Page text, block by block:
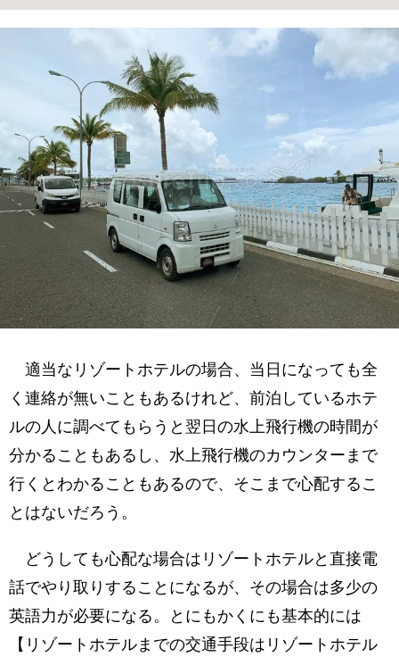
適当なリゾートホテルの場合、当日になっても全
く連絡が無いこともあるけれど、前泊しているホテ
ルの人に調べてもらうと翌日の水上飛行機の時間が
分かることもあるし、水上飛行機のカウンターまで
行くとわかることもあるので、そこまで心配するこ
とはないだろう。
どうしても心配な場合はリゾートホテルと直接電
話でやり取りすることになるが、その場合は多少の
英語力が必要になる。とにもかくにも基本的には
【リゾートホテルまでの交通手段はリゾートホテル